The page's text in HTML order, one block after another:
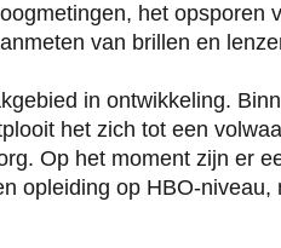
het opsporen
van brillen en
in ontwikkeling.
het zich tot een
Op het moment zijn er
opleiding op HBO-niveau,